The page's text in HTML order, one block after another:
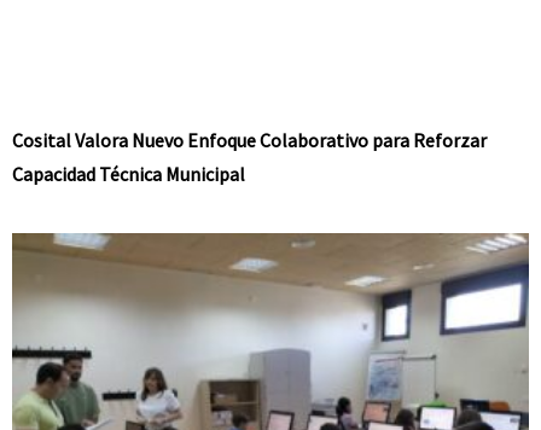
Cosital Valora Nuevo Enfoque Colaborativo para Reforzar
Capacidad Técnica Municipal